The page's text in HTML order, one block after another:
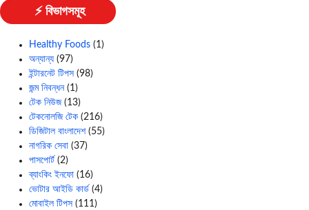
⚡ বিভাগসমূহ
Healthy Foods (1)
অন্যান্য (97)
ইন্টারনেট টিপস (98)
জন্ম নিবন্ধন(1)
টেক নিউজ(13)
টেকনোলজি টেক (216)
ডিজিটাল বাংলাদেশ(55)
নাগরিক সেবা (37)
পাসপোর্ট (2)
ব্যাংকিং ইনফো (16)
ভোটার আইডি কার্ড (4)
মোবাইল টিপস (111)